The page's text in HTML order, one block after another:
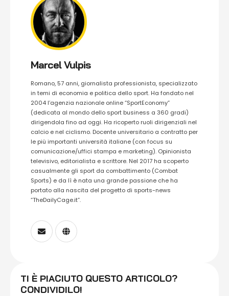
Marcel Vulpis
Romano, 57 anni, giornalista professionista, specializzato
in temi di economia e politica dello sport. Ha fondato nel
2004 l’agenzia nazionale online “SportEconomy”
(dedicata al mondo dello sport business a 360 gradi)
dirigendola fino ad oggi. Ha ricoperto ruoli dirigenziali nel
calcio e nel ciclismo. Docente universitario a contratto per
le più importanti università italiane (con focus su
comunicazione/uffici stampa e marketing). Opinionista
televisivo, editorialista e scrittore. Nel 2017 ha scoperto
casualmente gli sport da combattimento (Combat
Sports) e da lì è nata una grande passione che ha
portato alla nascita del progetto di sports-news
“TheDailyCage.it”.
TI È PIACIUTO QUESTO ARTICOLO?
CONDIVIDILO!